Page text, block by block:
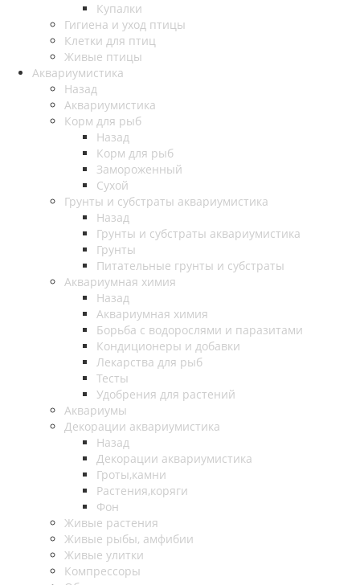
Купалки
Гигиена и уход птицы
Клетки для птиц
Живые птицы
Аквариумистика
Назад
Аквариумистика
Корм для рыб
Назад
Корм для рыб
Замороженный
Сухой
Грунты и субстраты аквариумистика
Назад
Грунты и субстраты аквариумистика
Грунты
Питательные грунты и субстраты
Аквариумная химия
Назад
Аквариумная химия
Борьба с водорослями и паразитами
Кондиционеры и добавки
Лекарства для рыб
Тесты
Удобрения для растений
Аквариумы
Декорации аквариумистика
Назад
Декорации аквариумистика
Гроты,камни
Растения,коряги
Фон
Живые растения
Живые рыбы, амфибии
Живые улитки
Компрессоры